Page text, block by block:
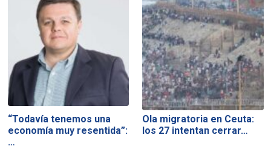
“Todavía tenemos una
economía muy resentida”:
…
Ola migratoria en Ceuta:
los 27 intentan cerrar…